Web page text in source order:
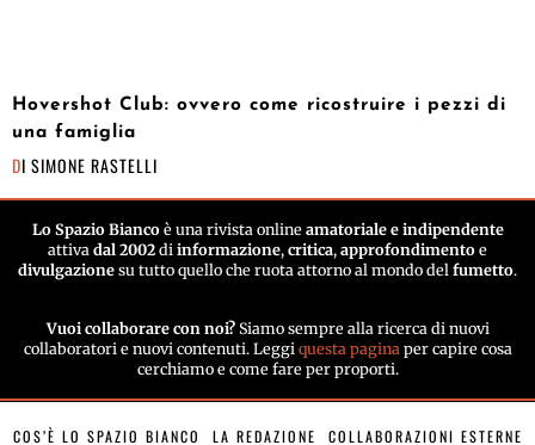
Hovershot Club: ovvero come ricostruire i pezzi di
una famiglia
DI SIMONE RASTELLI
Lo Spazio Biancoè una rivista online amatoriale e indipendente
attiva dal 2002 di informazione, critica, approfondimento e
divulgazione su tutto quello che ruota attorno al mondo del fumetto.
Vuoi collaborare con noi? Siamo sempre alla ricerca di nuovi
collaboratori e nuovi contenuti. Leggi questa pagina per capire cosa
cerchiamo e come fare per proporti.
COS’È LO SPAZIO BIANCO LA REDAZIONE COLLABORAZIONI ESTERNE